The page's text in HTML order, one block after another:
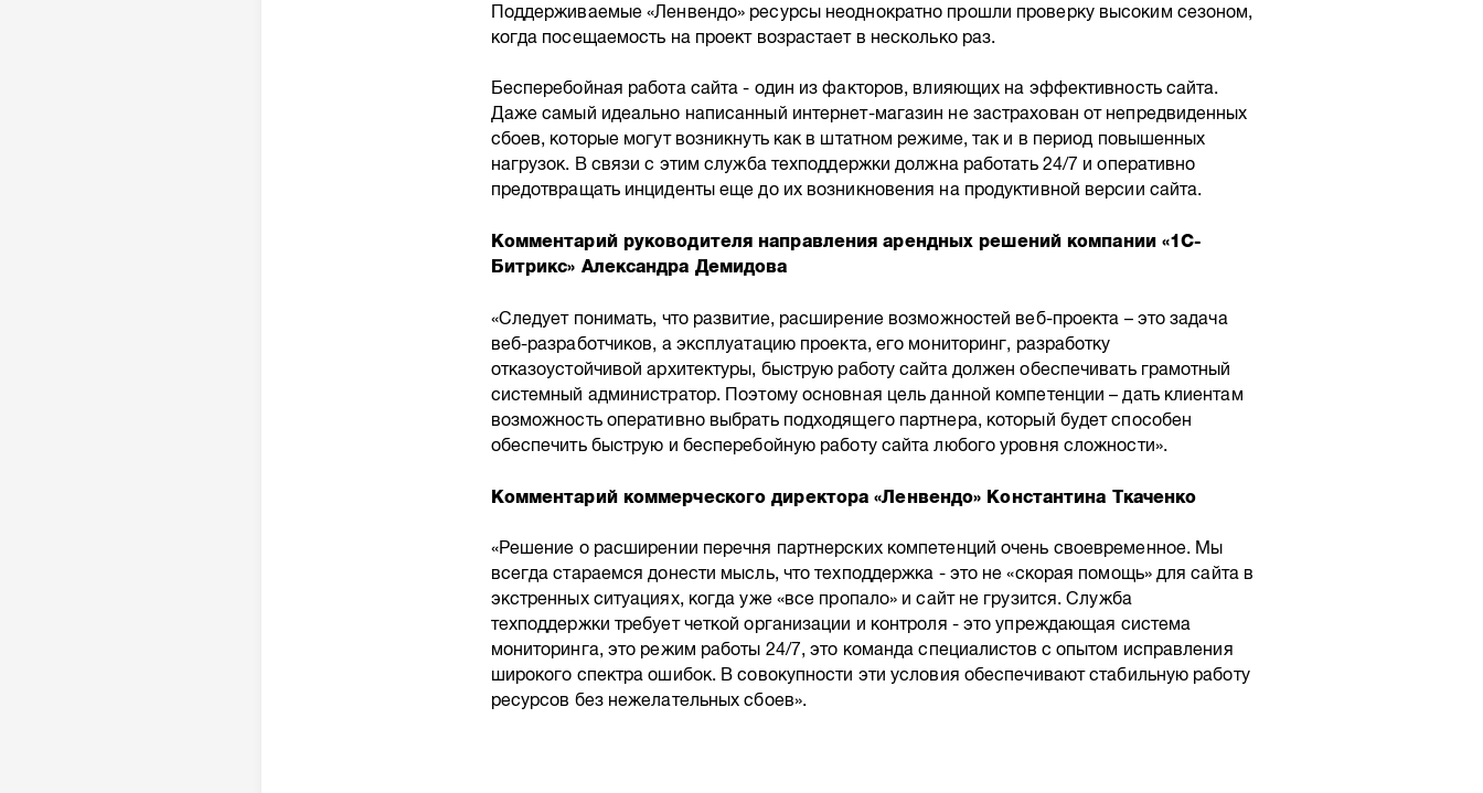
Поддерживаемые «Ленвендо» ресурсы неоднократно прошли проверку высоким сезоном,
когда посещаемость на проект возрастает в несколько раз.
Бесперебойная работа сайта - один из факторов, влияющих на эффективность сайта.
Даже самый идеально написанный интернет-магазин не застрахован от непредвиденных
сбоев, которые могут возникнуть как в штатном режиме, так и в период повышенных
нагрузок. В связи с этим служба техподдержки должна работать 24/7 и оперативно
предотвращать инциденты еще до их возникновения на продуктивной версии сайта.
Комментарий руководителя направления арендных решений компании «1С-
Битрикс» Александра Демидова
«Следует понимать, что развитие, расширение возможностей веб-проекта – это задача
веб-разработчиков, а эксплуатацию проекта, его мониторинг, разработку
отказоустойчивой архитектуры, быструю работу сайта должен обеспечивать грамотный
системный администратор. Поэтому основная цель данной компетенции – дать клиентам
возможность оперативно выбрать подходящего партнера, который будет способен
обеспечить быструю и бесперебойную работу сайта любого уровня сложности».
Комментарий коммерческого директора «Ленвендо» Константина Ткаченко
«Решение о расширении перечня партнерских компетенций очень своевременное. Мы
всегда стараемся донести мысль, что техподдержка - это не «скорая помощь» для сайта в
экстренных ситуациях, когда уже «все пропало» и сайт не грузится. Служба
техподдержки требует четкой организации и контроля - это упреждающая система
мониторинга, это режим работы 24/7, это команда специалистов с опытом исправления
широкого спектра ошибок. В совокупности эти условия обеспечивают стабильную работу
ресурсов без нежелательных сбоев».